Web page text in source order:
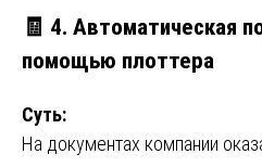
🧾 4. Автоматическая
помощью плоттера
Суть:
На документах компании